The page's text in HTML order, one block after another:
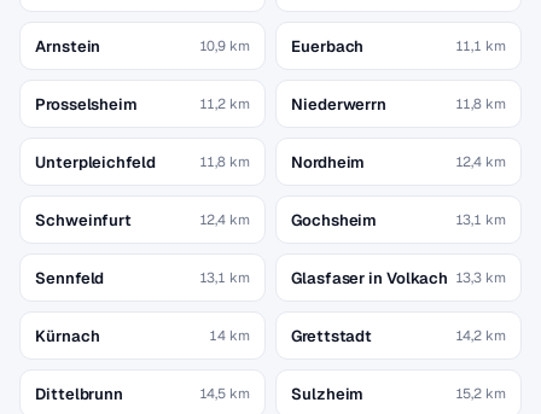
Arnstein 10,9 km Euerbach 11,1 km
Prosselsheim 11,2 km Niederwerrn 11,8 km
Unterpleichfeld 11,8 km Nordheim 12,4 km
Schweinfurt 12,4 km Gochsheim 13,1 km
Sennfeld 13,1 km Glasfaser in Volkach 13,3 km
Kürnach 14 km Grettstadt 14,2 km
Dittelbrunn 14,5 km Sulzheim 15,2 km